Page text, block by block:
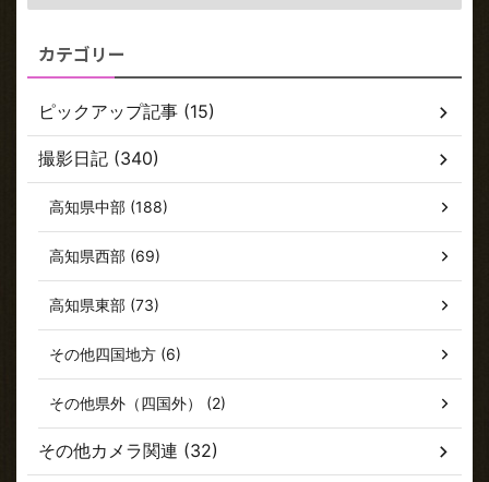
カテゴリー
ピックアップ記事 (15)
撮影日記 (340)
高知県中部 (188)
高知県西部 (69)
高知県東部 (73)
その他四国地方 (6)
その他県外（四国外） (2)
その他カメラ関連 (32)